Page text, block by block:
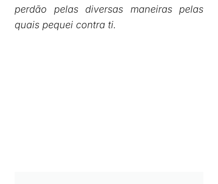
perdão pelas diversas maneiras pelas
quais pequei contra ti.